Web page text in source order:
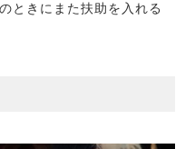
ときにまた扶助を入れる